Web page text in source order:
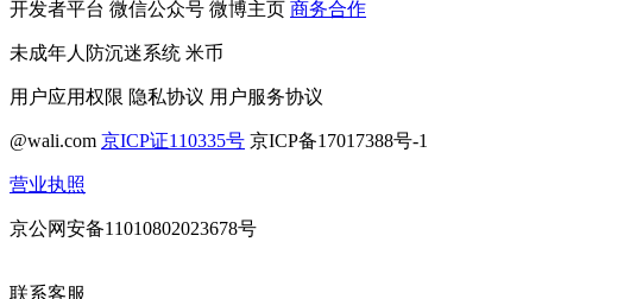
开发者平台 微信公众号 微博主页 商务合作
未成年人防沉迷系统 米币
用户应用权限 隐私协议 用户服务协议
@wali.com 京ICP证110335号 京ICP备17017388号-1
营业执照
京公网安备11010802023678号
联系客服